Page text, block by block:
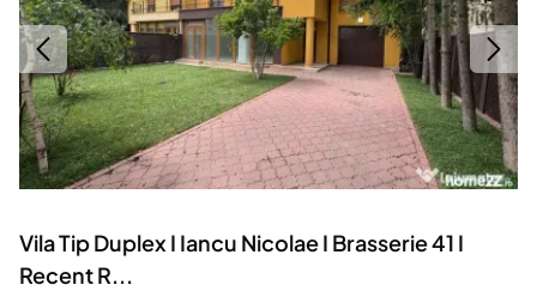
Servicii
Animale de companie
Afaceri și echipamente profesionale
Inchiriere Bunuri si Vehicule
Utilaje agricole si industriale
Piese auto si accesorii
Dacia Duster
Vila Tip Duplex I Iancu Nicolae I Brasserie 41 I
Recent R...